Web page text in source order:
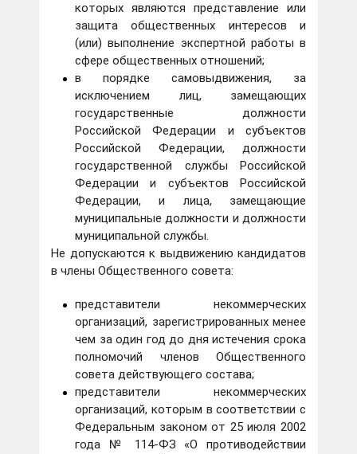
которых являются представление или
защита общественных интересов и
(или) выполнение экспертной работы в
сфере общественных отношений;
в порядке самовыдвижения, за
исключением лиц, замещающих
государственные должности
Российской Федерации и субъектов
Российской Федерации, должности
государственной службы Российской
Федерации и субъектов Российской
Федерации, и лица, замещающие
муниципальные должности и должности
муниципальной службы.
Не допускаются к выдвижению кандидатов
в члены Общественного совета:
представители некоммерческих
организаций, зарегистрированных менее
чем за один год до дня истечения срока
полномочий членов Общественного
совета действующего состава;
представители некоммерческих
организаций, которым в соответствии с
Федеральным законом от 25 июля 2002
года № 114-ФЗ «О противодействии